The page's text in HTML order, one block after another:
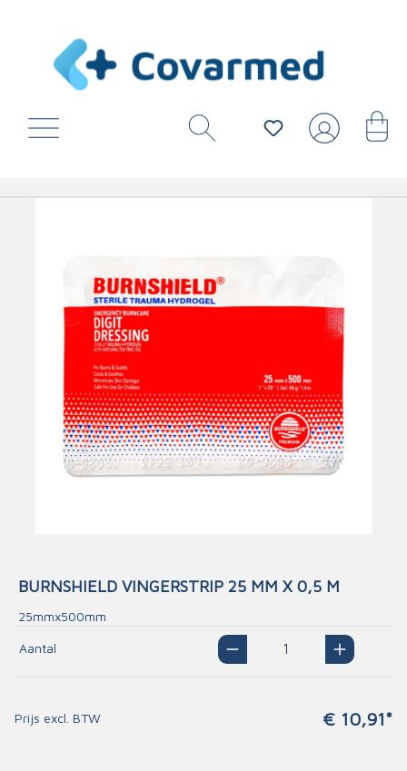
BURNSHIELD VINGERSTRIP 25 MM X 0,5 M
25mmx500mm
Aantal
Prijs excl. BTW € 10,91*